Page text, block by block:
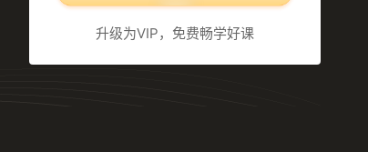
升级为VIP，免费畅学好课